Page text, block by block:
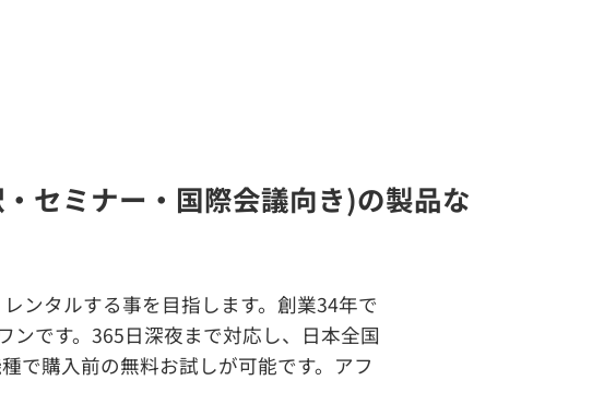
セミナー・国際会議向き)の製品な
ンタルする事を目指します。創業34年で
です。365日深夜まで対応し、日本全国
で購入前の無料お試しが可能です。アフ